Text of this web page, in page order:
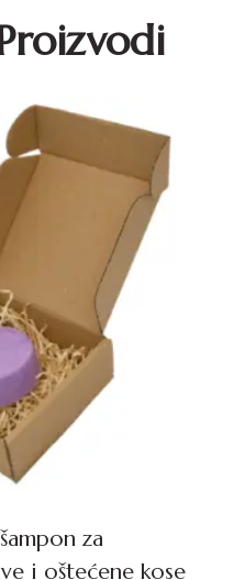
za
i oštećene kose